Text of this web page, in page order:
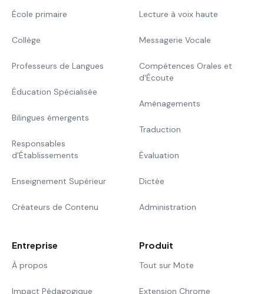
École primaire
Collège
Professeurs de Langues
Éducation Spécialisée
Bilingues émergents
Responsables
d'Établissements
Enseignement Supérieur
Créateurs de Contenu
Lecture à voix haute
Messagerie Vocale
Compétences Orales et
d'Écoute
Aménagements
Traduction
Évaluation
Dictée
Administration
Entreprise
À propos
Impact Pédagogique
Produit
Tout sur Mote
Extension Chrome